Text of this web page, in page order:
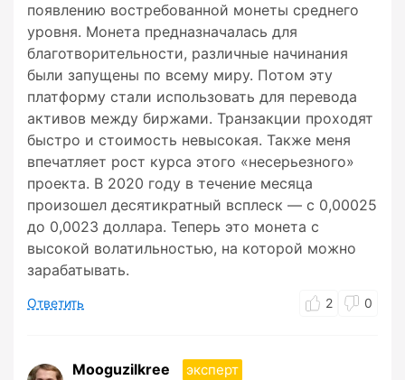
появлению востребованной монеты среднего
уровня. Монета предназначалась для
благотворительности, различные начинания
были запущены по всему миру. Потом эту
платформу стали использовать для перевода
активов между биржами. Транзакции проходят
быстро и стоимость невысокая. Также меня
впечатляет рост курса этого «несерьезного»
проекта. В 2020 году в течение месяца
произошел десятикратный всплеск — с 0,00025
до 0,0023 доллара. Теперь это монета с
высокой волатильностью, на которой можно
зарабатывать.
Ответить 2 0
Mooguzilkree
эксперт